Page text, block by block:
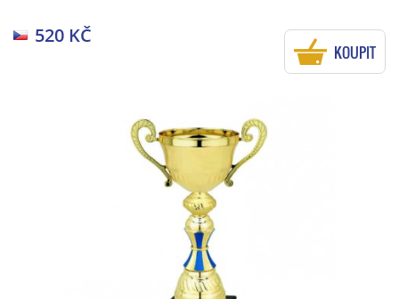
520 KČ
KOUPIT